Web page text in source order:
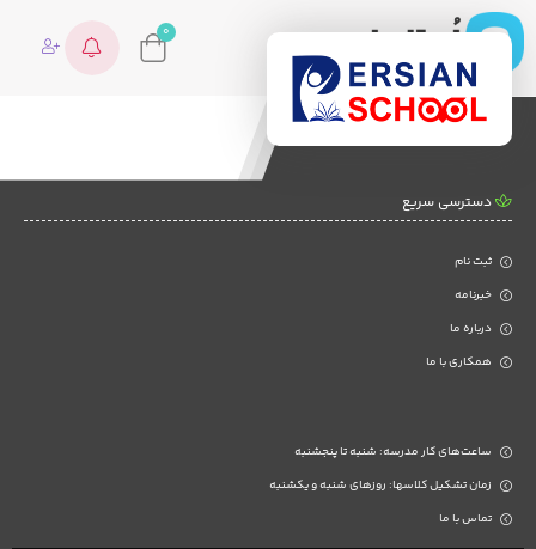
0
دسترسی سریع
ثبت نام
خبرنامه
درباره ما
همکاری با ما
ساعت‌های کار مدرسه: شنبه تا پنجشنبه
زمان تشکیل کلاسها: روزهای شنبه و یکشنبه
تماس با ما